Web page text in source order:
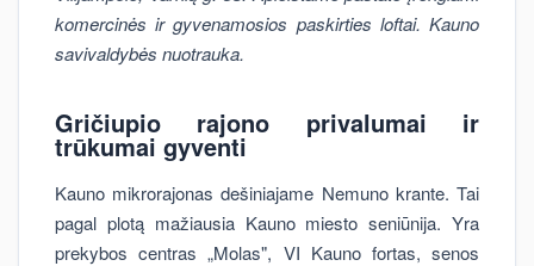
komercinės ir gyvenamosios paskirties loftai. Kauno
savivaldybės nuotrauka.
Gričiupio rajono privalumai ir
trūkumai gyventi
Kauno mikrorajonas dešiniajame Nemuno krante. Tai
pagal plotą mažiausia Kauno miesto seniūnija. Yra
prekybos centras „Molas", VI Kauno fortas, senos